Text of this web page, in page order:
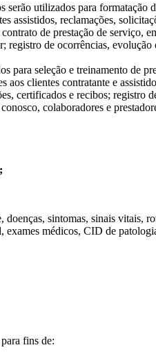
utilizados para formatação
assistidos, reclamações,
de prestação de serviço,
de ocorrências, evolução
para seleção e treinamento de
clientes contratante e
certificados e recibos; registro
colaboradores e
sintomas, sinais vitais,
médicos, CID de
fins de: